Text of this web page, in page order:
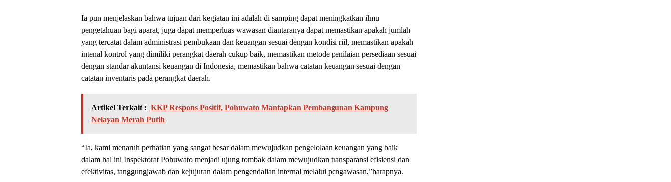
Ia pun menjelaskan bahwa tujuan dari kegiatan ini adalah di samping dapat meningkatkan ilmu
pengetahuan bagi aparat, juga dapat memperluas wawasan diantaranya dapat memastikan apakah jumlah
yang tercatat dalam administrasi pembukaan dan keuangan sesuai dengan kondisi riil, memastikan apakah
intenal kontrol yang dimiliki perangkat daerah cukup baik, memastikan metode penilaian persediaan sesuai
dengan standar akuntansi keuangan di Indonesia, memastikan bahwa catatan keuangan sesuai dengan
catatan inventaris pada perangkat daerah.
Artikel Terkait : KKP Respons Positif, Pohuwato Mantapkan Pembangunan Kampung
Nelayan Merah Putih
“Ia, kami menaruh perhatian yang sangat besar dalam mewujudkan pengelolaan keuangan yang baik
dalam hal ini Inspektorat Pohuwato menjadi ujung tombak dalam mewujudkan transparansi efisiensi dan
efektivitas, tanggungjawab dan kejujuran dalam pengendalian internal melalui pengawasan,”harapnya.